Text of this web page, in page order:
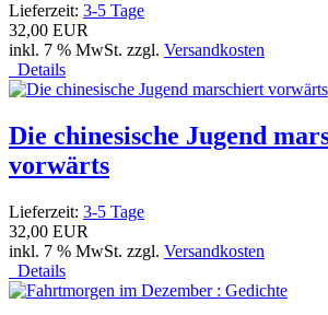
Lieferzeit: 3-5 Tage
32,00 EUR
inkl. 7 % MwSt. zzgl. Versandkosten
Details
Die chinesische Jugend
vorwärts
Lieferzeit: 3-5 Tage
32,00 EUR
inkl. 7 % MwSt. zzgl. Versandkosten
Details